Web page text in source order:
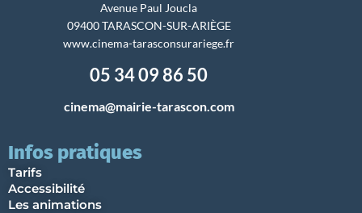
Avenue Paul Joucla
09400 TARASCON-SUR-ARIÈGE
www.cinema-tarasconsurariege.fr
05 34 09 86 50
cinema@mairie-tarascon.com
Infos pratiques
Tarifs
Accessibilité
Les animations